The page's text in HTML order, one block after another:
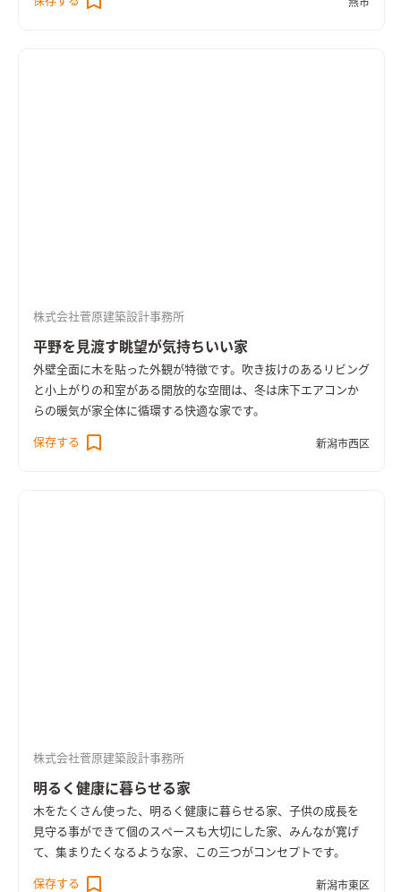
造作の家具もとてもフィットしています。
燕市
株式会社菅原建築設計事務所
平野を見渡す眺望が気持ちいい家
外壁全面に木を貼った外観が特徴です。吹き抜けのあるリビング
と小上がりの和室がある開放的な空間は、冬は床下エアコンか
らの暖気が家全体に循環する快適な家です。
保存する 新潟市西区
株式会社菅原建築設計事務所
明るく健康に暮らせる家
木をたくさん使った、明るく健康に暮らせる家、子供の成長を
見守る事ができて個のスペースも大切にした家、みんなが寛げ
て、集まりたくなるような家、この三つがコンセプトです。
保存する 新潟市東区